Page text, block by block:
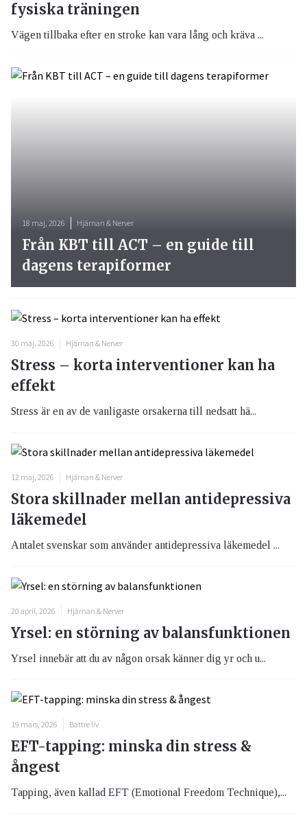
fysiska träningen
Vägen tillbaka efter en stroke kan vara lång och kräva ...
18 maj, 2026 Hjärnan & Nerver
Från KBT till ACT – en guide till
dagens terapiformer
30 maj, 2026 Hjärnan & Nerver
Stress – korta interventioner kan ha
effekt
Stress är en av de vanligaste orsakerna till nedsatt hä...
12 maj, 2026 Hjärnan & Nerver
Stora skillnader mellan antidepressiva
läkemedel
Antalet svenskar som använder antidepressiva läkemedel ...
20 april, 2026 Hjärnan & Nerver
Yrsel: en störning av balansfunktionen
Yrsel innebär att du av någon orsak känner dig yr och u...
19 mars, 2026 Bättre liv
EFT-tapping: minska din stress &
ångest
Tapping, även kallad EFT (Emotional Freedom Technique),...